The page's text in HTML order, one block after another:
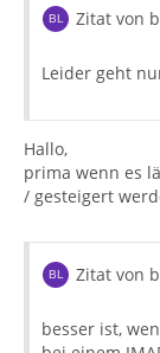
Zitat von
Leider geht
Hallo,
prima wenn es
/ gesteigert
Zitat von
besser ist,